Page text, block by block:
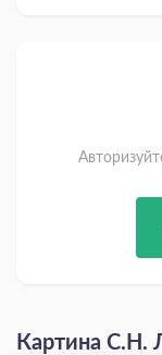
Картина С.Н.